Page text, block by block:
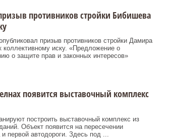
противников стройки Бибишева
призыв противников стройки Дамира
иску. «Предложение о
о защите прав и законных интересов»
появится выставочный комплекс
построить выставочный комплекс из
Объект появится на пересечении
первой автодороги. Здесь под ...